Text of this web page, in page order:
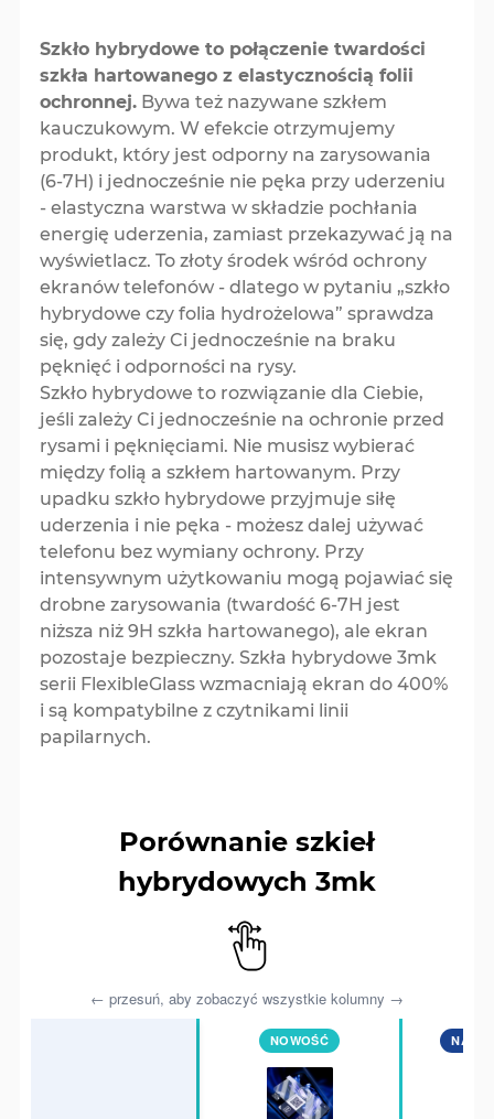
Szkło hybrydowe to połączenie twardości
szkła hartowanego z elastycznością folii
ochronnej. Bywa też nazywane szkłem
kauczukowym. W efekcie otrzymujemy
produkt, który jest odporny na zarysowania
(6-7H) i jednocześnie nie pęka przy uderzeniu
- elastyczna warstwa w składzie pochłania
energię uderzenia, zamiast przekazywać ją na
wyświetlacz. To złoty środek wśród ochrony
ekranów telefonów - dlatego w pytaniu „szkło
hybrydowe czy folia hydrożelowa” sprawdza
się, gdy zależy Ci jednocześnie na braku
pęknięć i odporności na rysy.
Szkło hybrydowe to rozwiązanie dla Ciebie,
jeśli zależy Ci jednocześnie na ochronie przed
rysami i pęknięciami. Nie musisz wybierać
między folią a szkłem hartowanym. Przy
upadku szkło hybrydowe przyjmuje siłę
uderzenia i nie pęka - możesz dalej używać
telefonu bez wymiany ochrony. Przy
intensywnym użytkowaniu mogą pojawiać się
drobne zarysowania (twardość 6-7H jest
niższa niż 9H szkła hartowanego), ale ekran
pozostaje bezpieczny. Szkła hybrydowe 3mk
serii FlexibleGlass wzmacniają ekran do 400%
i są kompatybilne z czytnikami linii
papilarnych.
Porównanie szkieł
hybrydowych 3mk
← przesuń, aby zobaczyć wszystkie kolumny →
NOWOŚĆ